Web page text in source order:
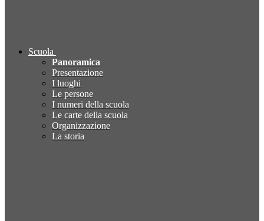
Scuola
Panoramica
Presentazione
I luoghi
Le persone
I numeri della scuola
Le carte della scuola
Organizzazione
La storia